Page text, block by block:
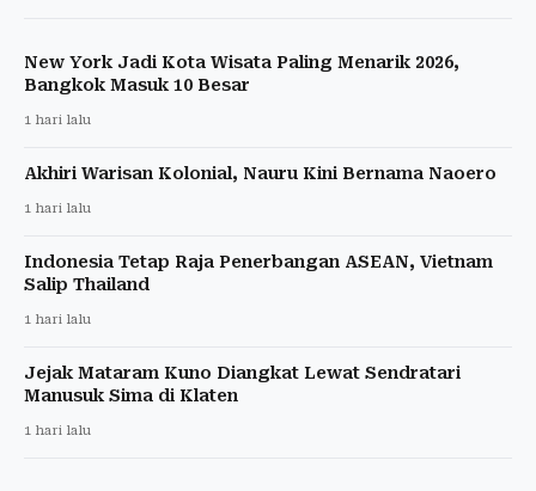
New York Jadi Kota Wisata Paling Menarik 2026,
Bangkok Masuk 10 Besar
1 hari lalu
Akhiri Warisan Kolonial, Nauru Kini Bernama Naoero
1 hari lalu
Indonesia Tetap Raja Penerbangan ASEAN, Vietnam
Salip Thailand
1 hari lalu
Jejak Mataram Kuno Diangkat Lewat Sendratari
Manusuk Sima di Klaten
1 hari lalu